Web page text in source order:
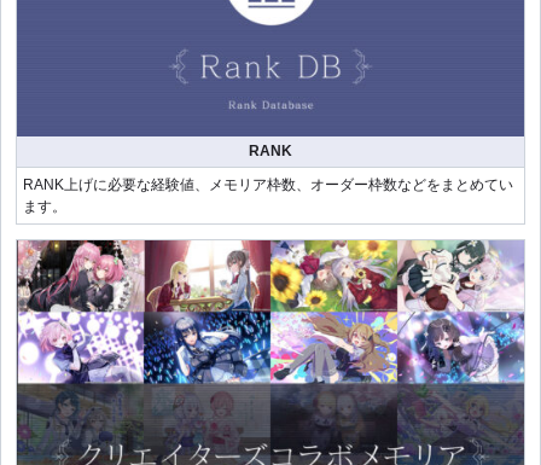
RANK
RANK上げに必要な経験値、メモリア枠数、オーダー枠数などをまとめてい
ます。